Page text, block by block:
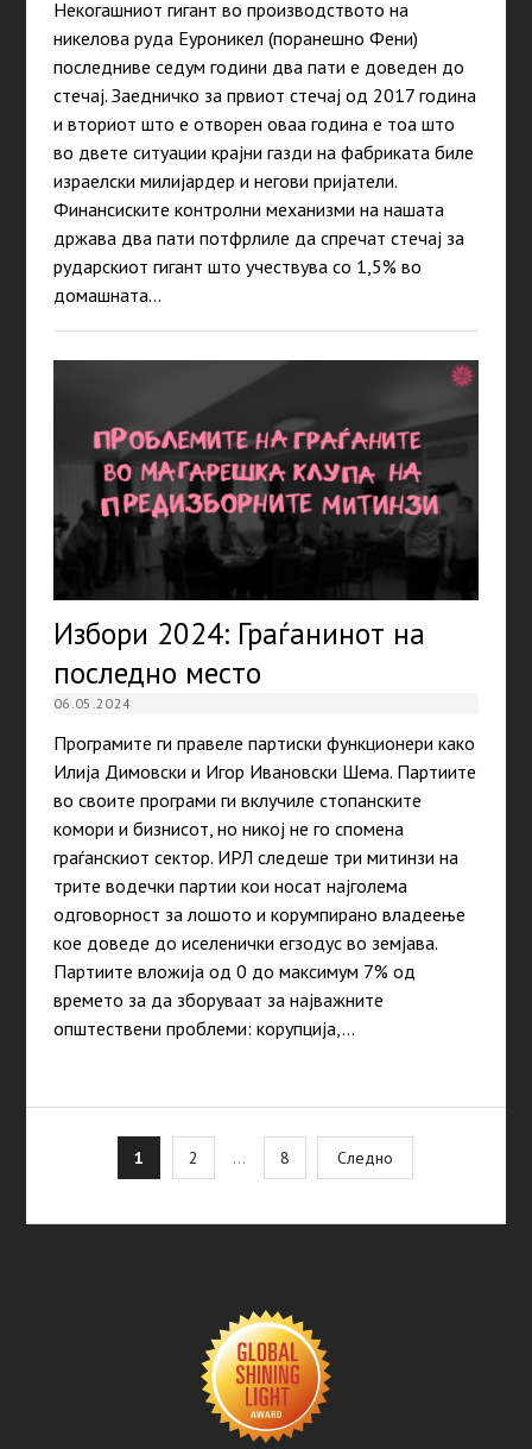
Некогашниот гигант во производството на
никелова руда Еуроникел (поранешно Фени)
последниве седум години два пати е доведен до
стечај. Заедничко за првиот стечај од 2017 година
и вториот што е отворен оваа година е тоа што
во двете ситуации крајни газди на фабриката биле
израелски милијардер и негови пријатели.
Финансиските контролни механизми на нашата
држава два пати потфрлиле да спречат стечај за
рударскиот гигант што учествува со 1,5% во
домашната…
Избори 2024: Граѓанинот на
последно место
06.05.2024
Програмите ги правеле партиски функционери како
Илија Димовски и Игор Ивановски Шема. Партиите
во своите програми ги вклучиле стопанските
комори и бизнисот, но никој не го спомена
граѓанскиот сектор. ИРЛ следеше три митинзи на
трите водечки партии кои носат најголема
одговорност за лошото и корумпирано владеење
кое доведе до иселенички егзодус во земјава.
Партиите вложија од 0 до максимум 7% од
времето за да зборуваат за најважните
општествени проблеми: корупција,…
pagination
1 2 … 8 Следно